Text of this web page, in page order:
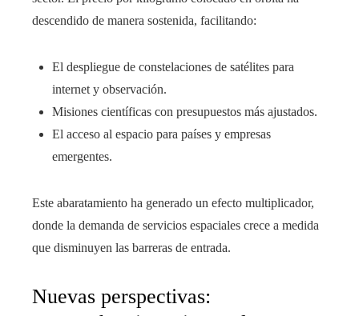
descendido de manera sostenida, facilitando:
El despliegue de constelaciones de satélites para
internet y observación.
Misiones científicas con presupuestos más ajustados.
El acceso al espacio para países y empresas
emergentes.
Este abaratamiento ha generado un efecto multiplicador,
donde la demanda de servicios espaciales crece a medida
que disminuyen las barreras de entrada.
Nuevas perspectivas: